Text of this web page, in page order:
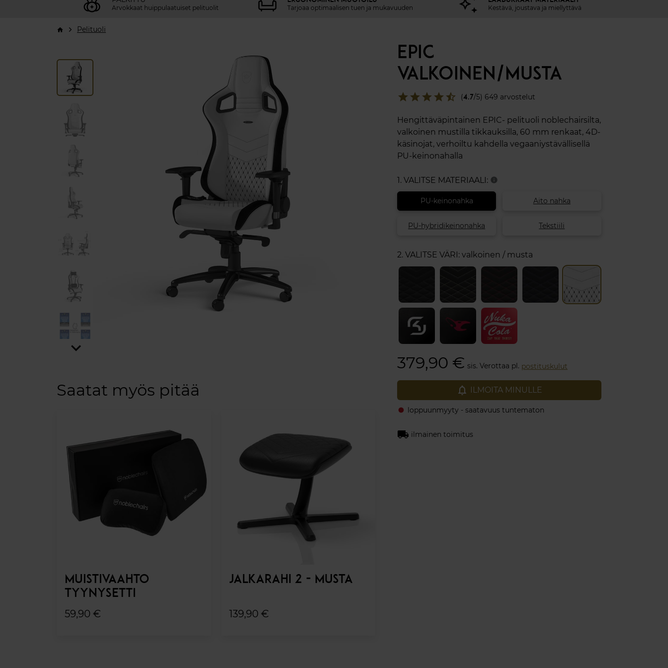
Arvokkaat huippulaatuiset pelituolit Tarjoaa optimaalisen tuen ja mukavuuden Kestävä, joustava ja miellyttävä
arrow_forward_ios Pelituoli
expand_more
EPIC
VALKOINEN/MUSTA
star_half
star
star
star
star (4.7/5) 649 arvostelut
Hengittäväpintainen EPIC- pelituoli noblechairsilta,
valkoinen mustilla tikkauksilla, 60 mm renkaat, 4D-
käsinojat, verhoiltu kahdella vegaaniystävällisellä
PU-keinonahalla
1. VALITSE MATERIAALI: info
PU-keinonahka Aito nahka
PU-hybridikeinonahka Tekstiili
2. VALITSE VÄRI: valkoinen / musta
379,90 € sis. Verottaa pl. postituskulut
notifications_none ILMOITA MINULLE
fiber_manual_record loppuunmyyty - saatavuus tuntematon
local_shipping ilmainen toimitus
Saatat myös pitää
MUISTIVAAHTO
TYYNYSETTI
59,90 €
JALKARAHI 2 - MUSTA
139,90 €